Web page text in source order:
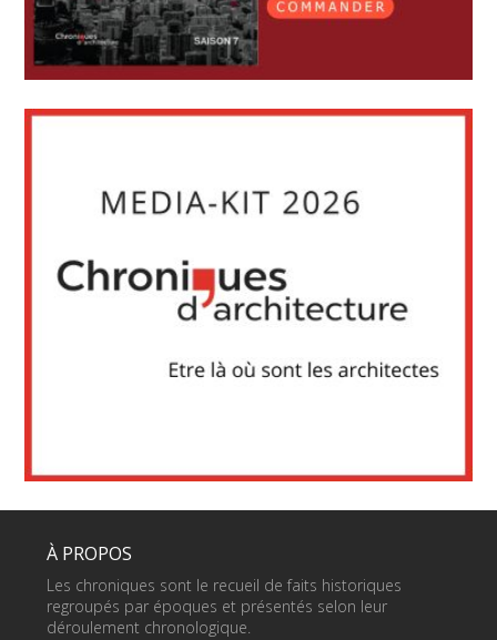
À PROPOS
Les chroniques sont le recueil de faits historiques
regroupés par époques et présentés selon leur
déroulement chronologique.